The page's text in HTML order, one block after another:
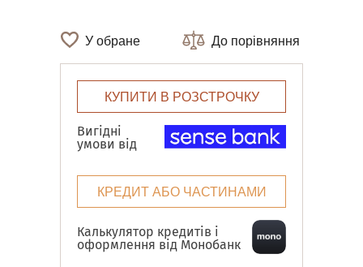
У обране До порівняння
КУПИТИ В РОЗСТРОЧКУ
Вигідні
умови від
КРЕДИТ АБО ЧАСТИНАМИ
Калькулятор кредитів і
оформлення від Монобанк